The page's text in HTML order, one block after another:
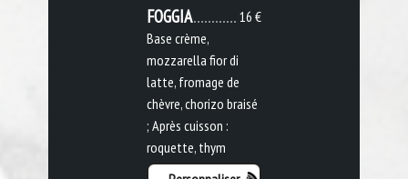
16 €
FOGGIA
Base crème,
mozzarella fior di
latte, fromage de
chèvre, chorizo braisé
; Après cuisson :
roquette, thym